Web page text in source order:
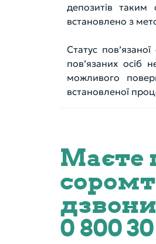
депозитів
встановлено з
Статус
пов’язаних осіб
можливого
встановленої
Маєте
0 800